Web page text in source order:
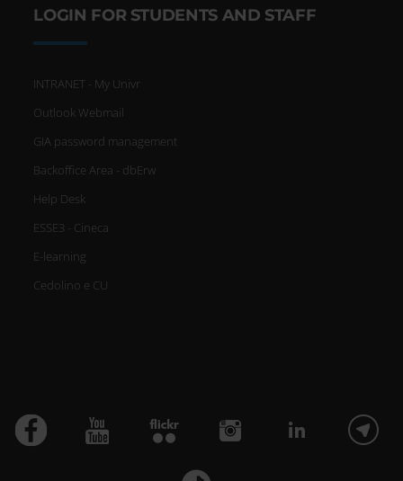
LOGIN FOR STUDENTS AND STAFF
INTRANET - My Univr
Outlook Webmail
GIA password management
Backoffice Area - dbErw
Help Desk
ESSE3 - Cineca
E-learning
Cedolino e CU